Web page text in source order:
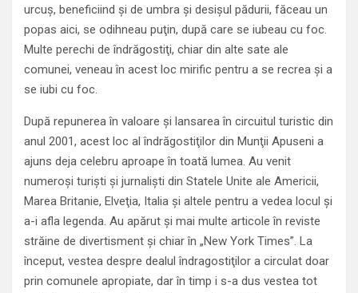
urcuş, beneficiind şi de umbra şi desişul pădurii, făceau un
popas aici, se odihneau puţin, după care se iubeau cu foc.
Multe perechi de îndrăgostiţi, chiar din alte sate ale
comunei, veneau în acest loc mirific pentru a se recrea şi a
se iubi cu foc.
După repunerea în valoare şi lansarea în circuitul turistic din
anul 2001, acest loc al îndrăgostiţilor din Munţii Apuseni a
ajuns deja celebru aproape în toată lumea. Au venit
numeroşi turişti şi jurnalişti din Statele Unite ale Americii,
Marea Britanie, Elveţia, Italia şi altele pentru a vedea locul şi
a-i afla legenda. Au apărut şi mai multe articole în reviste
străine de divertisment şi chiar în „New York Times”. La
început, vestea despre dealul îndragostiţilor a circulat doar
prin comunele apropiate, dar în timp i s-a dus vestea tot